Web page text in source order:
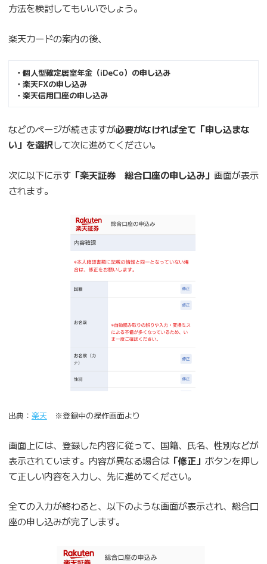
方法を検討してもいいでしょう。
楽天カードの案内の後、
・個人型確定居室年金（iDeCo）の申し込み
・楽天FXの申し込み
・楽天信用口座の申し込み
などのページが続きますが必要がなければ全て「申し込まな
い」を選択して次に進めてください。
次に以下に示す「楽天証券 総合口座の申し込み」 画面が表示
されます。
出典： 楽天 ※登録中の操作画面より
画面上には、登録した内容に従って、国籍、氏名、性別などが
表示されています。内容が異なる場合は「修正」 ボタンを押し
て正しい内容を入力し、先に進めてください。
全ての入力が終わると、以下のような画面が表示され、総合口
座の申し込みが完了します。